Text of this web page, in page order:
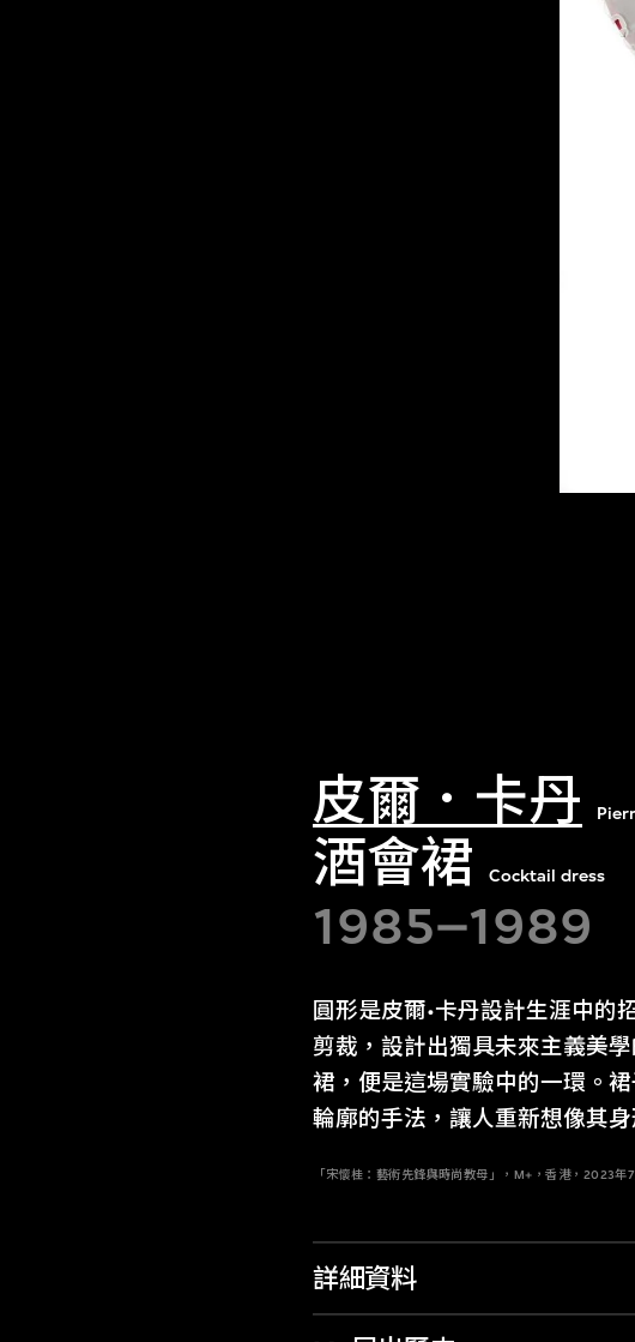
皮爾．卡丹
酒會裙 Cocktail dress
1985–1989
圓形是皮爾•卡丹設計生涯中的
剪裁，設計出獨具未來主義美
裙，便是這場實驗中的一環。
輪廓的手法，讓人重新想像其身
「宋懷桂：藝術先鋒與時尚教母」，M+，香港，2023
詳細資料